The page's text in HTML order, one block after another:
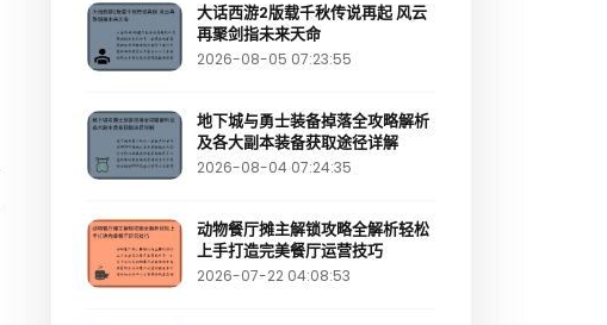
大话西游2版载千秋传说再起 风云
再聚剑指未来天命
2026-08-05 07:23:55
地下城与勇士装备掉落全攻略解析
及各大副本装备获取途径详解
2026-08-04 07:24:35
动物餐厅摊主解锁攻略全解析轻松
上手打造完美餐厅运营技巧
2026-07-22 04:08:53